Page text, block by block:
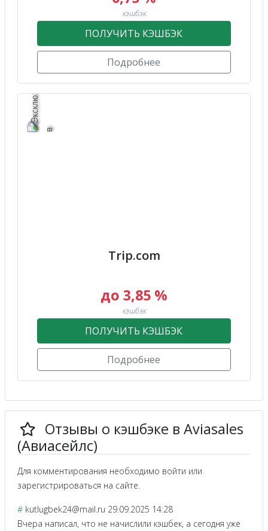
кэшбэк
ПОЛУЧИТЬ КЭШБЭК
Подробнее
Trip.com
до 3,85 %
кэшбэк
ПОЛУЧИТЬ КЭШБЭК
Подробнее
Отзывы о кэшбэке в Aviasales
(Авиасейлс)
Для комментирования необходимо войти или
зарегистрироваться на сайте.
# kutlugbek24@mail.ru 29.09.2025 14:28
Вчера написал, что не начислили кэшбек, а сегодня уже